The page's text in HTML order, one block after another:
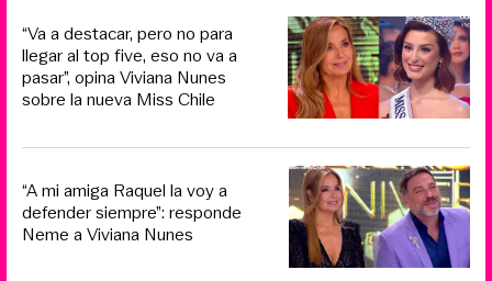
“Va a destacar, pero no para
llegar al top five, eso no va a
pasar”, opina Viviana Nunes
sobre la nueva Miss Chile
“A mi amiga Raquel la voy a
defender siempre”: responde
Neme a Viviana Nunes